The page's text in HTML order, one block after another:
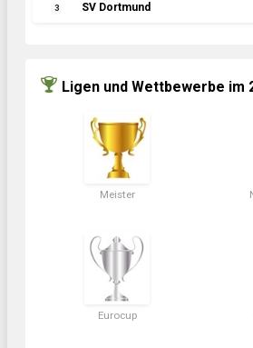
3 SV Dortmund
Ligen und Wettbewerbe im
Meister
Eurocup